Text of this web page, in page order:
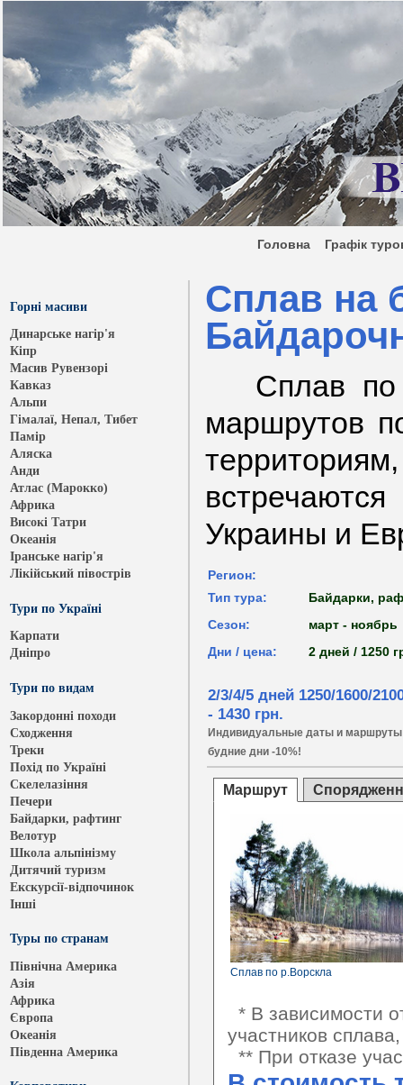
Головна Графік
Горні масиви
Динарське нагір'я
Кіпр
Масив Рувензорі
Кавказ
Альпи
Гімалаї, Непал, Тибет
Памір
Аляска
Анди
Атлас (Марокко)
Африка
Високі Татри
Океанія
Іранське нагір'я
Лікійський півострів
Тури по Україні
Карпати
Дніпро
Тури по видам
Закордонні походи
Сходження
Треки
Похід по Україні
Скелелазіння
Печери
Байдарки, рафтинг
Велотур
Школа альпінізму
Дитячий туризм
Екскурсії-відпочинок
Інші
Туры по странам
Північна Америка
Азія
Африка
Європа
Океанія
Південна Америка
Сплав на
Сплав
маршрутов
Украины и
Регион:
Тип тура:
Байдарки,
Сезон:
март - ноябрь
Дни / цена:
2 дней / 1250
2/3/4/5 дней 1250/1600/
- 1430 грн.
Индивидуальные даты и маршруты
будние дни -10%!
Маршрут
Сплав по р.Ворскла
* В зависимости
участников
** При отказе